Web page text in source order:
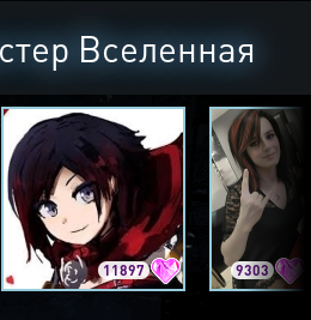
Вселенная
11897 9303